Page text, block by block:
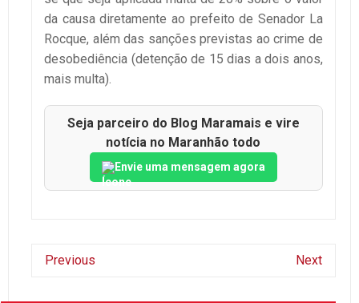
da causa diretamente ao prefeito de Senador La
Rocque, além das sanções previstas ao crime de
desobediência (detenção de 15 dias a dois anos,
mais multa).
Seja parceiro do Blog Maramais e vire
notícia no Maranhão todo
Envie uma mensagem agora
Previous Next